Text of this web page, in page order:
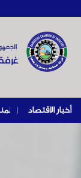
أخبار الاقتصاد |